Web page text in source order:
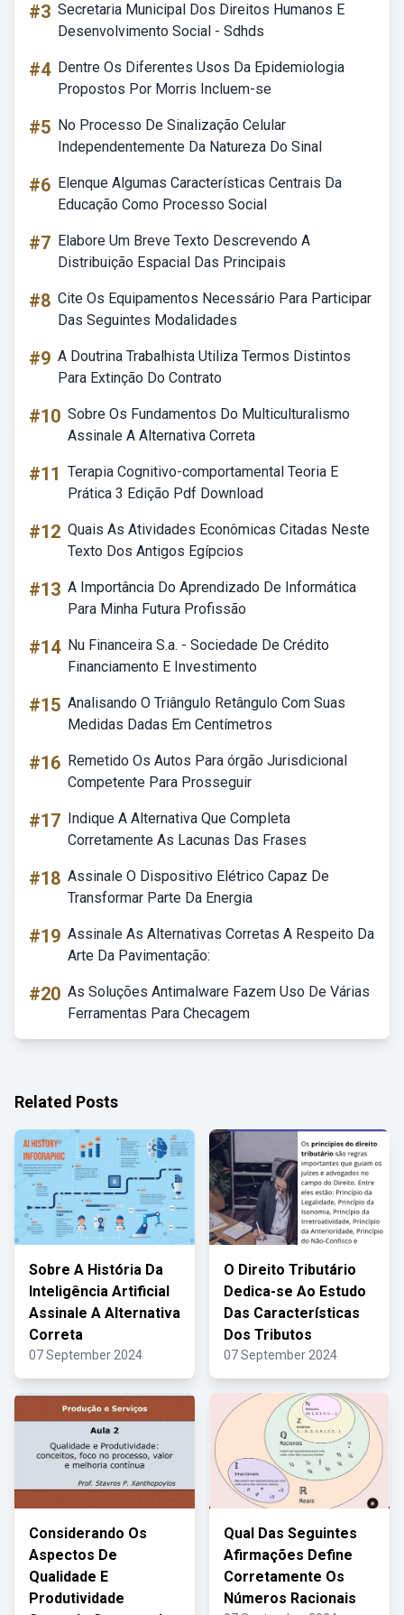
#3 Secretaria Municipal Dos Direitos Humanos E
Desenvolvimento Social - Sdhds
#4 Dentre Os Diferentes Usos Da Epidemiologia
Propostos Por Morris Incluem-se
#5 No Processo De Sinalização Celular
Independentemente Da Natureza Do Sinal
#6 Elenque Algumas Características Centrais Da
Educação Como Processo Social
#7 Elabore Um Breve Texto Descrevendo A
Distribuição Espacial Das Principais
#8 Cite Os Equipamentos Necessário Para Participar
Das Seguintes Modalidades
#9 A Doutrina Trabalhista Utiliza Termos Distintos
Para Extinção Do Contrato
#10 Sobre Os Fundamentos Do Multiculturalismo
Assinale A Alternativa Correta
#11 Terapia Cognitivo-comportamental Teoria E
Prática 3 Edição Pdf Download
#12 Quais As Atividades Econômicas Citadas Neste
Texto Dos Antigos Egípcios
#13 A Importância Do Aprendizado De Informática
Para Minha Futura Profissão
#14 Nu Financeira S.a. - Sociedade De Crédito
Financiamento E Investimento
#15 Analisando O Triângulo Retângulo Com Suas
Medidas Dadas Em Centímetros
#16 Remetido Os Autos Para órgão Jurisdicional
Competente Para Prosseguir
#17 Indique A Alternativa Que Completa
Corretamente As Lacunas Das Frases
#18 Assinale O Dispositivo Elétrico Capaz De
Transformar Parte Da Energia
#19 Assinale As Alternativas Corretas A Respeito Da
Arte Da Pavimentação:
#20 As Soluções Antimalware Fazem Uso De Várias
Ferramentas Para Checagem
Related Posts
Sobre A História Da
Inteligência Artificial
Assinale A Alternativa
Correta
07 September 2024
O Direito Tributário
Dedica-se Ao Estudo
Das Características
Dos Tributos
07 September 2024
Considerando Os
Aspectos De
Qualidade E
Produtividade
Qual Das Seguintes
Afirmações Define
Corretamente Os
Números Racionais